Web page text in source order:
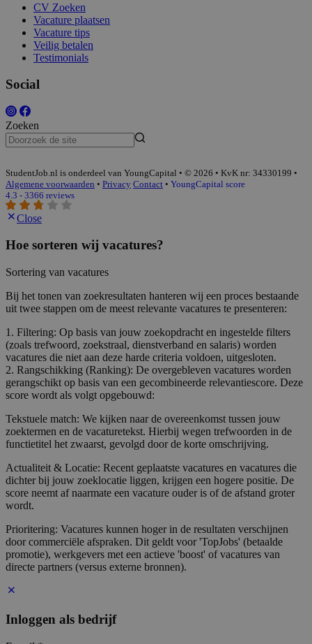
CV Zoeken
Vacature plaatsen
Vacature tips
Veilig betalen
Testimonials
Social
Zoeken
StudentJob.nl is onderdeel van YoungCapital • © 2026 • KvK nr: 34330199 •
Algemene voorwaarden • Privacy Contact • YoungCapital score
4.3 - 3366 reviews
Close
Hoe sorteren wij vacatures?
Sortering van vacatures
Bij het tonen van zoekresultaten hanteren wij een proces bestaande
uit twee stappen om de meest relevante vacatures te presenteren:
1. Filtering: Op basis van jouw zoekopdracht en ingestelde filters
(zoals trefwoord, zoekstraal, dienstverband en salaris) worden
vacatures die niet aan deze harde criteria voldoen, uitgesloten.
2. Rangschikking (Ranking): De overgebleven vacatures worden
gerangschikt op basis van een gecombineerde relevantiescore. Deze
score wordt als volgt opgebouwd:
Tekstuele match: We kijken naar de overeenkomst tussen jouw
zoektermen en de vacaturetekst. Hierbij wegen trefwoorden in de
functietitel het zwaarst, gevolgd door de korte omschrijving.
Actualiteit & Locatie: Recent geplaatste vacatures en vacatures die
dichter bij jouw zoeklocatie liggen, krijgen een hogere positie. De
score neemt af naarmate een vacature ouder is of de afstand groter
wordt.
Prioritering: Vacatures kunnen hoger in de resultaten verschijnen
door commerciële afspraken. Dit geldt voor 'TopJobs' (betaalde
promotie), werkgevers met een actieve 'boost' of vacatures van
directe partners (versus externe bronnen).
Inloggen als bedrijf